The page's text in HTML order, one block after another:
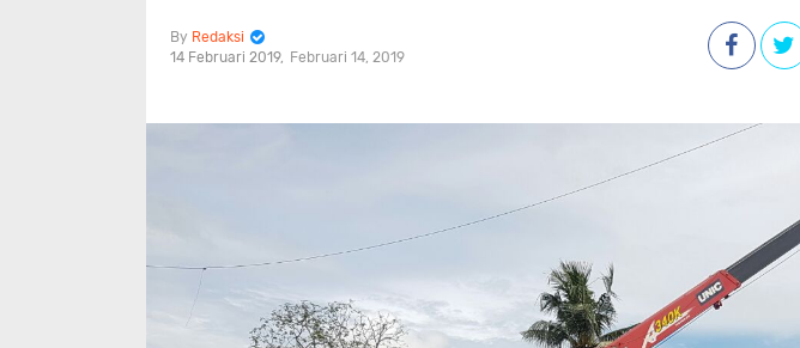
Redaksi
14 Februari 2019
Februari 14, 2019